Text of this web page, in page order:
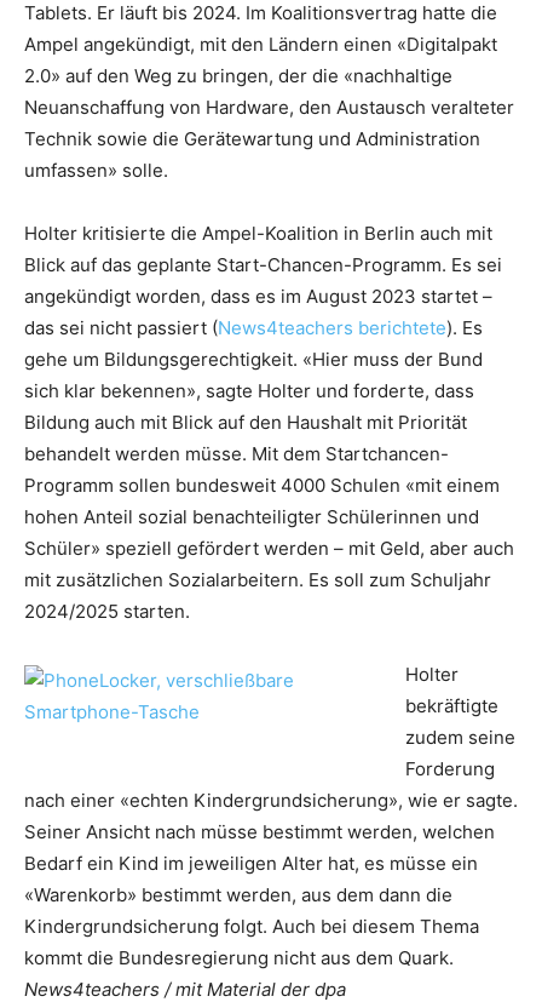
Tablets. Er läuft bis 2024. Im Koalitionsvertrag hatte die
Ampel angekündigt, mit den Ländern einen «Digitalpakt
2.0» auf den Weg zu bringen, der die «nachhaltige
Neuanschaffung von Hardware, den Austausch veralteter
Technik sowie die Gerätewartung und Administration
umfassen» solle.
Holter kritisierte die Ampel-Koalition in Berlin auch mit
Blick auf das geplante Start-Chancen-Programm. Es sei
angekündigt worden, dass es im August 2023 startet –
das sei nicht passiert (News4teachers berichtete). Es
gehe um Bildungsgerechtigkeit. «Hier muss der Bund
sich klar bekennen», sagte Holter und forderte, dass
Bildung auch mit Blick auf den Haushalt mit Priorität
behandelt werden müsse. Mit dem Startchancen-
Programm sollen bundesweit 4000 Schulen «mit einem
hohen Anteil sozial benachteiligter Schülerinnen und
Schüler» speziell gefördert werden – mit Geld, aber auch
mit zusätzlichen Sozialarbeitern. Es soll zum Schuljahr
2024/2025 starten.
Holter
bekräftigte
zudem seine
Forderung
nach einer «echten Kindergrundsicherung», wie er sagte.
Seiner Ansicht nach müsse bestimmt werden, welchen
Bedarf ein Kind im jeweiligen Alter hat, es müsse ein
«Warenkorb» bestimmt werden, aus dem dann die
Kindergrundsicherung folgt. Auch bei diesem Thema
kommt die Bundesregierung nicht aus dem Quark.
News4teachers / mit Material der dpa